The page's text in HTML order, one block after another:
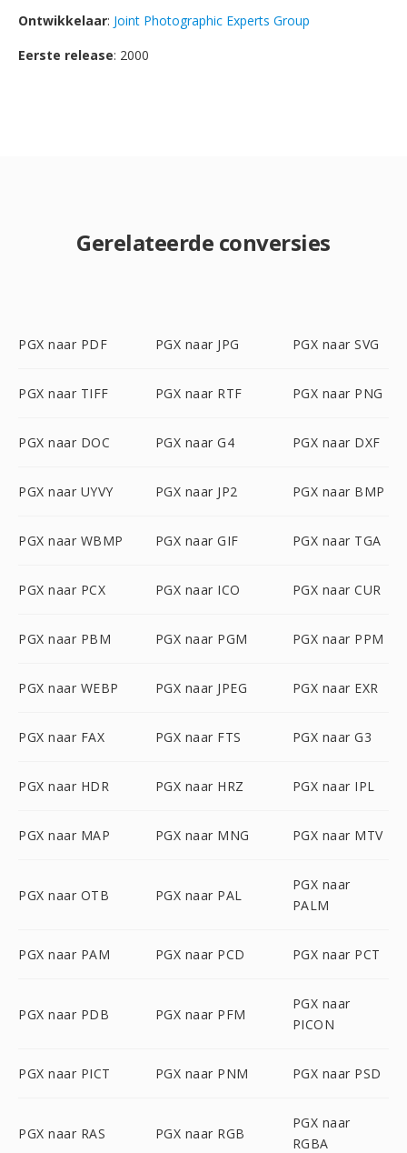
Ontwikkelaar: Joint Photographic Experts Group
Eerste release: 2000
Gerelateerde conversies
PGX naar PDF PGX naar JPG PGX naar SVG
PGX naar TIFF PGX naar RTF PGX naar PNG
PGX naar DOC PGX naar G4 PGX naar DXF
PGX naar UYVY PGX naar JP2 PGX naar BMP
PGX naar WBMP PGX naar GIF PGX naar TGA
PGX naar PCX PGX naar ICO PGX naar CUR
PGX naar PBM PGX naar PGM PGX naar PPM
PGX naar WEBP PGX naar JPEG PGX naar EXR
PGX naar FAX PGX naar FTS PGX naar G3
PGX naar HDR PGX naar HRZ PGX naar IPL
PGX naar MAP PGX naar MNG PGX naar MTV
PGX naar OTB PGX naar PAL
PGX naar
PALM
PGX naar PAM PGX naar PCD PGX naar PCT
PGX naar PDB PGX naar PFM
PGX naar
PICON
PGX naar PICT PGX naar PNM PGX naar PSD
PGX naar RAS PGX naar RGB
PGX naar
RGBA